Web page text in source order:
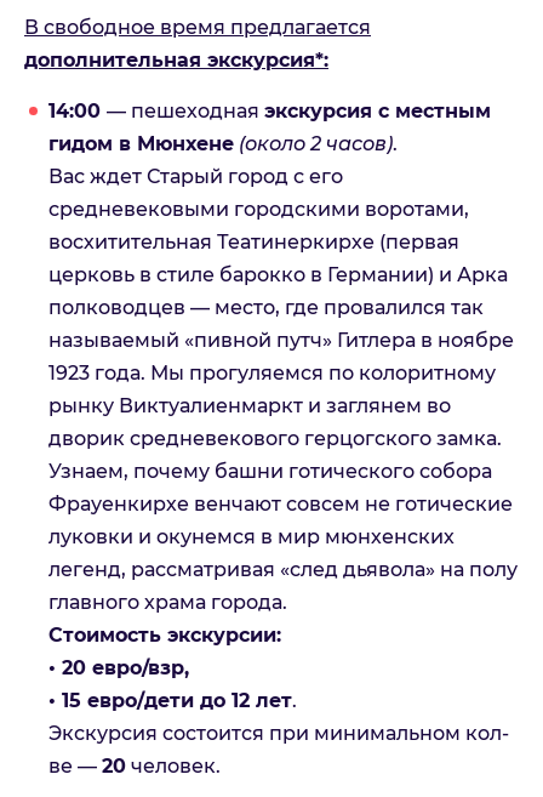
В свободное время предлагается
дополнительная экскурсия*:
14:00 — пешеходная экскурсия с местным
гидом в Мюнхене (около 2 часов).
Вас ждет Старый город с его
средневековыми городскими воротами,
восхитительная Театинеркирхе (первая
церковь в стиле барокко в Германии) и Арка
полководцев — место, где провалился так
называемый «пивной путч» Гитлера в ноябре
1923 года. Мы прогуляемся по колоритному
рынку Виктуалиенмаркт и заглянем во
дворик средневекового герцогского замка.
Узнаем, почему башни готического собора
Фрауенкирхе венчают совсем не готические
луковки и окунемся в мир мюнхенских
легенд, рассматривая «след дьявола» на полу
главного храма города.
Стоимость экскурсии:
• 20 евро/взр,
• 15 евро/дети до 12 лет.
Экскурсия состоится при минимальном кол-
ве — 20 человек.
Отмена
Отправить